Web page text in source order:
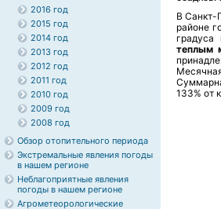
2016 год
2015 год
2014 год
2013 год
2012 год
2011 год
2010 год
2009 год
2008 год
Обзор отопительного периода
Экстремальные явления погоды
в нашем регионе
Неблагоприятные явления
погоды в нашем регионе
Агрометеорологические
В Санкт-
районе
теплым
133% от